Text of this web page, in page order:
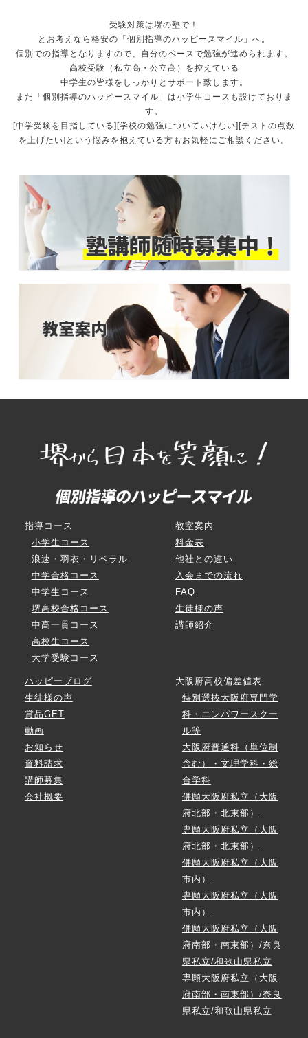
受験対策は堺の塾で！
とお考えなら格安の「個別指導のハッピースマイル」へ。
個別での指導となりますので、自分のペースで勉強が進められます。
高校受験（私立高・公立高）を控えている
中学生の皆様をしっかりとサポート致します。
また「個別指導のハッピースマイル」は小学生コースも設けておりま
す。
[中学受験を目指している][学校の勉強についていけない][テストの点数
を上げたい]という悩みを抱えている方もお気軽にご相談ください。
指導コース
小学生コース
浪速・羽衣・リベラル
中学合格コース
中学生コース
堺高校合格コース
中高一貫コース
高校生コース
大学受験コース
教室案内
料金表
他社との違い
入会までの流れ
FAQ
生徒様の声
講師紹介
ハッピーブログ
生徒様の声
賞品GET
動画
お知らせ
資料請求
講師募集
会社概要
大阪府高校偏差値表
特別選抜大阪府専門学
科・エンパワースクー
ル等
大阪府普通科（単位制
含む）・文理学科・総
合学科
併願大阪府私立（大阪
府北部・北東部）
専願大阪府私立（大阪
府北部・北東部）
併願大阪府私立（大阪
市内）
専願大阪府私立（大阪
市内）
併願大阪府私立（大阪
府南部・南東部）/奈良
県私立/和歌山県私立
専願大阪府私立（大阪
府南部・南東部）/奈良
県私立/和歌山県私立